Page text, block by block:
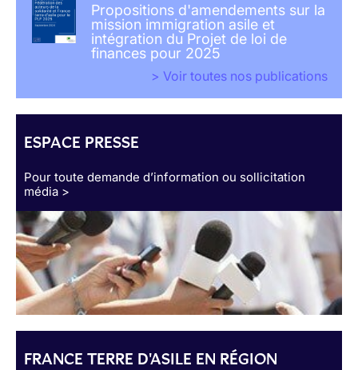
Propositions d'amendements sur la
mission immigration asile et
intégration du Projet de loi de
finances pour 2025
> Voir toutes nos publications
ESPACE PRESSE
Pour toute demande d’information ou sollicitation
média >
FRANCE TERRE D'ASILE EN RÉGION